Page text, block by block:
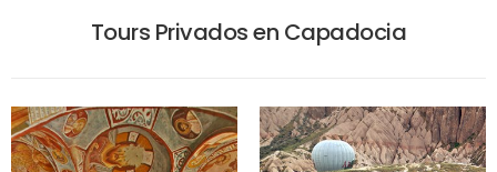
Tours Privados en Capadocia